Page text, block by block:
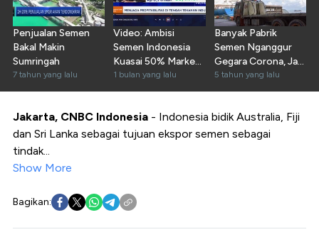
Penjualan Semen
Bakal Makin
Sumringah
7 tahun yang lalu
Video: Ambisi
Semen Indonesia
Kuasai 50% Market
Share & Tebar
Manfaat
1 bulan yang lalu
Banyak Pabrik
Semen Nganggur
Gegara Corona, Jadi
Gimana Nih?
5 tahun yang lalu
Jakarta, CNBC Indonesia - Indonesia bidik Australia, Fiji
dan Sri Lanka sebagai tujuan ekspor semen sebagai
tindak...
Show More
Bagikan: